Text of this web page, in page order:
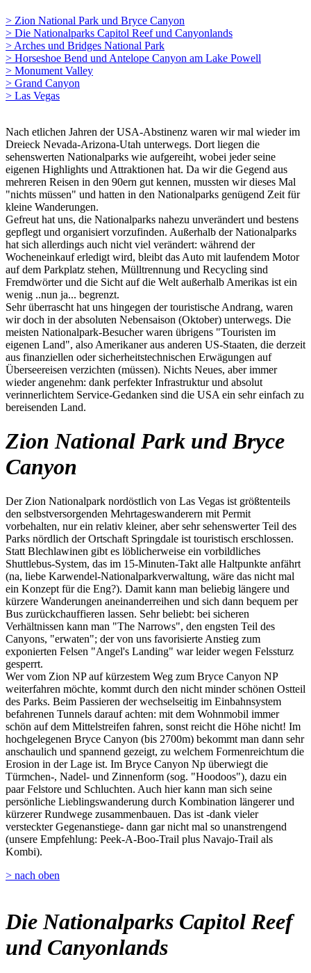
> Zion National Park und Bryce Canyon
> Die Nationalparks Capitol Reef und Canyonlands
> Arches und Bridges National Park
> Horseshoe Bend und Antelope Canyon am Lake Powell
> Monument Valley
> Grand Canyon
> Las Vegas
Nach etlichen Jahren der USA-Abstinenz waren wir mal wieder im
Dreieck Nevada-Arizona-Utah unterwegs. Dort liegen die
sehenswerten Nationalparks wie aufgereiht, wobei jeder seine
eigenen Highlights und Attraktionen hat. Da wir die Gegend aus
mehreren Reisen in den 90ern gut kennen, mussten wir dieses Mal
"nichts müssen" und hatten in den Nationalparks genügend Zeit für
kleine Wanderungen.
Gefreut hat uns, die Nationalparks nahezu unverändert und bestens
gepflegt und organisiert vorzufinden. Außerhalb der Nationalparks
hat sich allerdings auch nicht viel verändert: während der
Wocheneinkauf erledigt wird, bleibt das Auto mit laufendem Motor
auf dem Parkplatz stehen, Mülltrennung und Recycling sind
Fremdwörter und die Sicht auf die Welt außerhalb Amerikas ist ein
wenig ..nun ja... begrenzt.
Sehr überrascht hat uns hingegen der touristische Andrang, waren
wir doch in der absoluten Nebensaison (Oktober) unterwegs. Die
meisten Nationalpark-Besucher waren übrigens "Touristen im
eigenen Land", also Amerikaner aus anderen US-Staaten, die derzeit
aus finanziellen oder sicherheitstechnischen Erwägungen auf
Überseereisen verzichten (müssen). Nichts Neues, aber immer
wieder angenehm: dank perfekter Infrastruktur und absolut
verinnerlichtem Service-Gedanken sind die USA ein sehr einfach zu
bereisenden Land.
Zion National Park und Bryce
Canyon
Der Zion Nationalpark nordöstlich von Las Vegas ist größtenteils
den selbstversorgenden Mehrtageswanderern mit Permit
vorbehalten, nur ein relativ kleiner, aber sehr sehenswerter Teil des
Parks nördlich der Ortschaft Springdale ist touristisch erschlossen.
Statt Blechlawinen gibt es löblicherweise ein vorbildliches
Shuttlebus-System, das im 15-Minuten-Takt alle Haltpunkte anfährt
(na, liebe Karwendel-Nationalparkverwaltung, wäre das nicht mal
ein Konzept für die Eng?). Damit kann man beliebig längere und
kürzere Wanderungen aneinanderreihen und sich dann bequem per
Bus zurückchauffieren lassen. Sehr beliebt: bei sicheren
Verhältnissen kann man "The Narrows", den engsten Teil des
Canyons, "erwaten"; der von uns favorisierte Anstieg zum
exponierten Felsen "Angel's Landing" war leider wegen Felssturz
gesperrt.
Wer vom Zion NP auf kürzestem Weg zum Bryce Canyon NP
weiterfahren möchte, kommt durch den nicht minder schönen Ostteil
des Parks. Beim Passieren der wechselseitig im Einbahnsystem
befahrenen Tunnels darauf achten: mit dem Wohnmobil immer
schön auf dem Mittelstreifen fahren, sonst reicht die Höhe nicht! Im
hochgelegenen Bryce Canyon (bis 2700m) bekommt man dann sehr
anschaulich und spannend gezeigt, zu welchem Formenreichtum die
Erosion in der Lage ist. Im Bryce Canyon Np überwiegt die
Türmchen-, Nadel- und Zinnenform (sog. "Hoodoos"), dazu ein
paar Felstore und Schluchten. Auch hier kann man sich seine
persönliche Lieblingswanderung durch Kombination längerer und
kürzerer Rundwege zusammenbauen. Das ist -dank vieler
versteckter Gegenanstiege- dann gar nicht mal so unanstrengend
(unsere Empfehlung: Peek-A-Boo-Trail plus Navajo-Trail als
Kombi).
> nach oben
Die Nationalparks Capitol Reef
und Canyonlands